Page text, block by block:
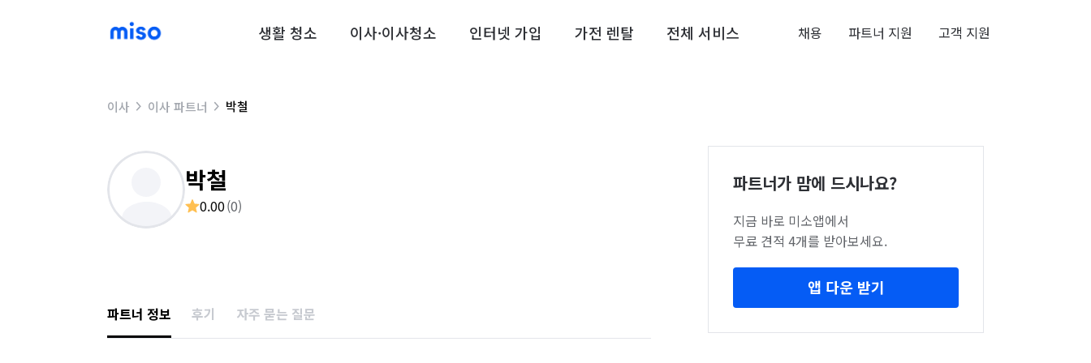
생활 청소 이사·이사청소 인터넷 가입 가전 렌탈 전체 서비스 채용 파트너 지원 고객 지원
이사 이사 파트너 박철
박철
0.00(0)
파트너 정보 후기 자주 묻는 질문
파트너가 맘에 드시나요?
지금 바로 미소앱에서
무료 견적 4개를 받아보세요.
앱 다운 받기